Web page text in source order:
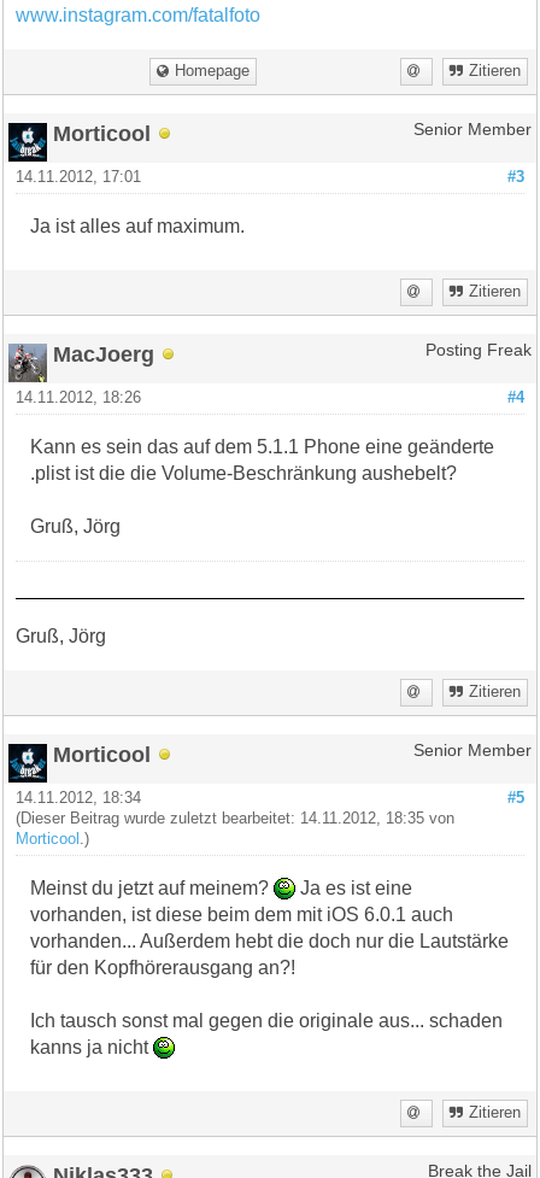
www.instagram.com/fatalfoto
Homepage Zitieren
Morticool Senior Member
#3
14.11.2012, 17:01
Ja ist alles auf maximum.
Zitieren
MacJoerg Posting Freak
#4
14.11.2012, 18:26
Kann es sein das auf dem 5.1.1 Phone eine geänderte
.plist ist die die Volume-Beschränkung aushebelt?
Gruß, Jörg
Gruß, Jörg
Zitieren
Morticool Senior Member
#5
14.11.2012, 18:34
(Dieser Beitrag wurde zuletzt bearbeitet: 14.11.2012, 18:35 von
Morticool .)
Meinst du jetzt auf meinem?
Ja es ist eine
vorhanden, ist diese beim dem mit iOS 6.0.1 auch
vorhanden... Außerdem hebt die doch nur die Lautstärke
für den Kopfhörerausgang an?!
Ich tausch sonst mal gegen die originale aus... schaden
kanns ja nicht
Zitieren
Break the Jail